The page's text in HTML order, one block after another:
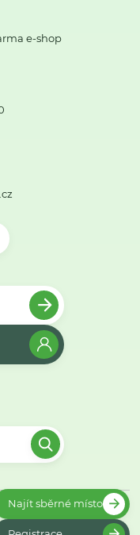
e-shop
Najít sběrné místo